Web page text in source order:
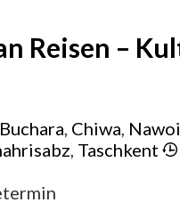
Reisen –
Buchara, Chiwa,
, Taschkent